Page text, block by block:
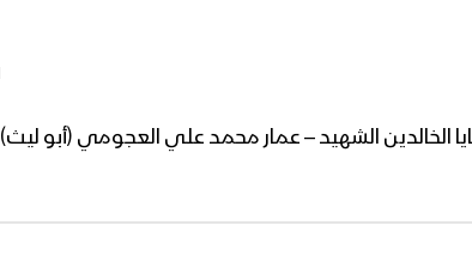
الخالدين الشهيد – عمار محمد علي العجومي (أبو ليث)